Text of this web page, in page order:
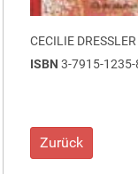
CECILIE
ISBN 3-7915-1235-
Zurück